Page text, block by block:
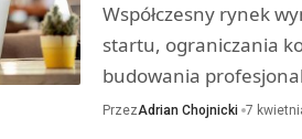
Współczesny rynek
startu, ograniczania
budowania
PrzezAdrian Chojnicki 7